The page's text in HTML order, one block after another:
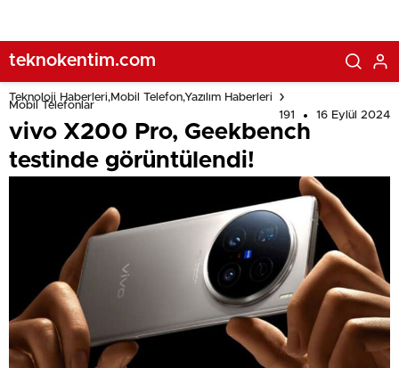
teknokentim.com
Teknoloji Haberleri,Mobil Telefon,Yazılım Haberleri
Mobil Telefonlar
191
16 Eylül 2024
vivo X200 Pro, Geekbench
testinde görüntülendi!